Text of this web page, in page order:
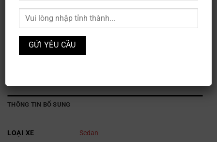
Danh mục:Honda, Ô TÔ
THÔNG TIN BỔ SUNG
LOẠI XE Sedan